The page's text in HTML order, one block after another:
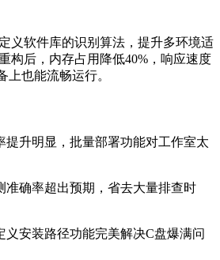
义软件库的识别算法，提升多环境适
构后，内存占用降低40%，响应速度
上也能流畅运行。
提升明显，批量部署功能对工作室太
准确率超出预期，省去大量排查时
义安装路径功能完美解决C盘爆满问